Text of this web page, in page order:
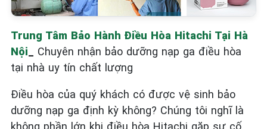
Trung Tâm Bảo Hành Điều Hòa Hitachi Tại Hà
Nội
Chuyên nhận bảo dưỡng nạp ga điều hòa
tại nhà uy tín chất lượng
Điều hòa của quý khách có được vệ sinh bảo
dưỡng nạp ga định kỳ không? Chúng tôi nghĩ là
không phần lớn khi điều hòa Hitachi gặp sự cố